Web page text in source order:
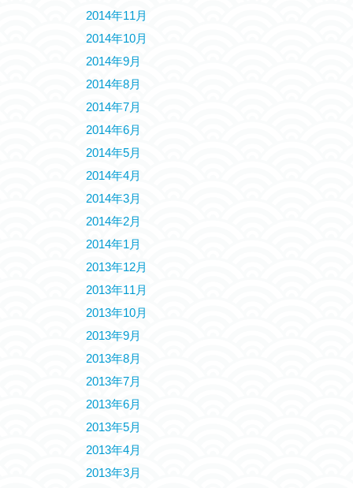
2014年11月
2014年10月
2014年9月
2014年8月
2014年7月
2014年6月
2014年5月
2014年4月
2014年3月
2014年2月
2014年1月
2013年12月
2013年11月
2013年10月
2013年9月
2013年8月
2013年7月
2013年6月
2013年5月
2013年4月
2013年3月